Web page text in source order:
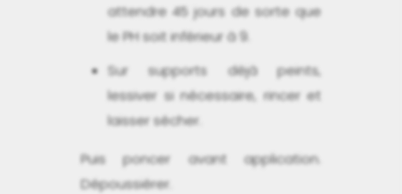
attendre 45 jours de sorte que
le PH soit inférieur à 9.
Sur supports déjà peints,
lessiver si nécessaire, rincer et
laisser sécher.
Puis poncer avant application.
Dépoussiérer.